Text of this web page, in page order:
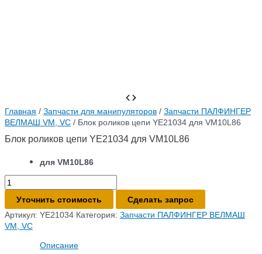
Главная / Запчасти для манипуляторов / Запчасти ПАЛФИНГЕР
ВЕЛМАШ VM, VC / Блок роликов цепи YE21034 для VM10L86
Блок роликов цепи YE21034 для VM10L86
для VM10L86
Количество
товара
Блок
роликов
цепи
Уточнить стоимость
Сделать запрос
Артикул: YE21034 Категория: Запчасти ПАЛФИНГЕР ВЕЛМАШ
VM, VC
Описание